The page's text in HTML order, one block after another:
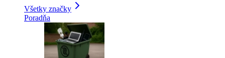
Všetky značky
Poradňa